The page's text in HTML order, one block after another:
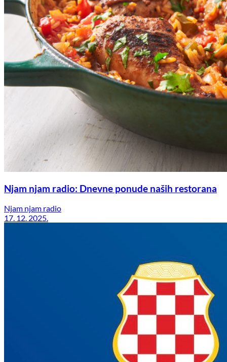
Njam njam radio: Dnevne ponude naših restorana
Njam njam radio
17. 12. 2025.